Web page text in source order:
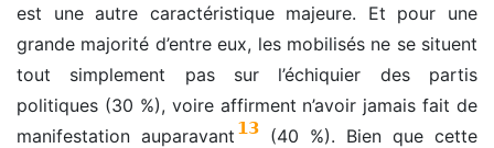
est une autre caractéristique majeure. Et pour une
grande majorité d’entre eux, les mobilisés ne se situent
tout simplement pas sur l’échiquier des partis
politiques (30 %), voire affirment n’avoir jamais fait de
manifestation auparavant 13 (40 %). Bien que cette